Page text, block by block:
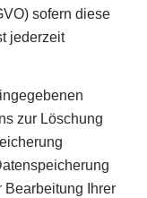
sofern diese
jederzeit
zur Löschung
Bearbeitung Ihrer